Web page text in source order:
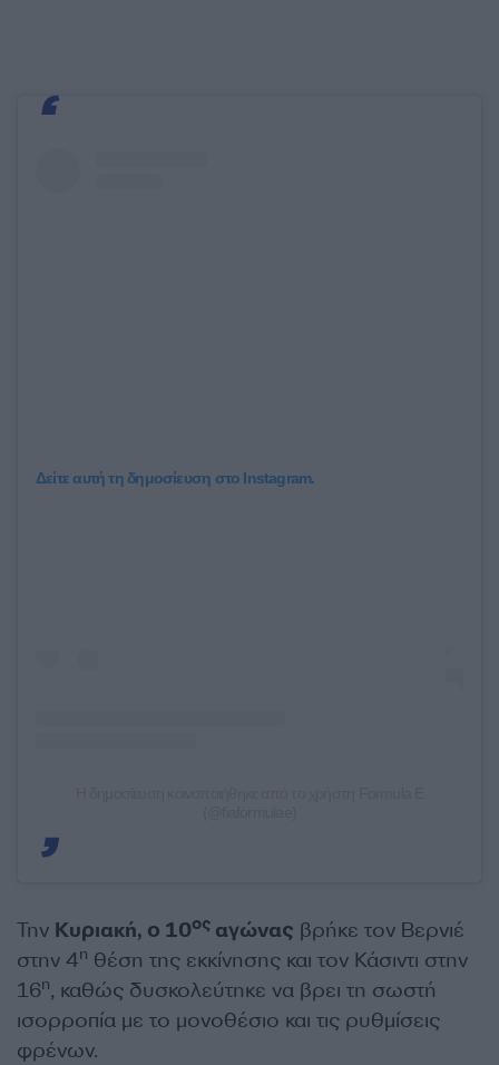
Δείτε αυτή τη δημοσίευση στο Instagram.
Την Κυριακή, ο 10ος αγώνας βρήκε τον Βερνιέ
στην 4η θέση της εκκίνησης και τον Κάσιντι στην
16η, καθώς δυσκολεύτηκε να βρει τη σωστή
ισορροπία με το μονοθέσιο και τις ρυθμίσεις
φρένων.